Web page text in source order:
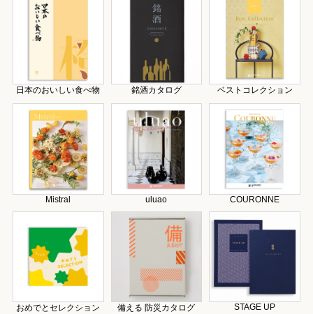
日本のおいしい食べ物 銘酒カタログ ベストコレクション
Mistral uluao COURONNE
おめでとセレクション 備える 防災カタログ STAGE UP